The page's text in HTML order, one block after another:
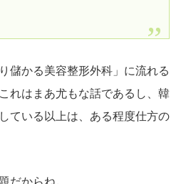
儲かる美容整形外科」に流れる
れはまあ尤もな話であるし、韓
ている以上は、ある程度仕方の